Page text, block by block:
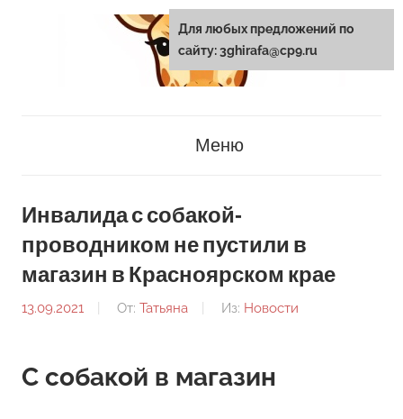
Меню
Инвалида с собакой‐
проводником не пустили в
магазин в Красноярском крае
13.09.2021 От: Татьяна Из: Новости
С собакой в магазин
Для любых предложений по
сайту: 3ghirafa@cp9.ru